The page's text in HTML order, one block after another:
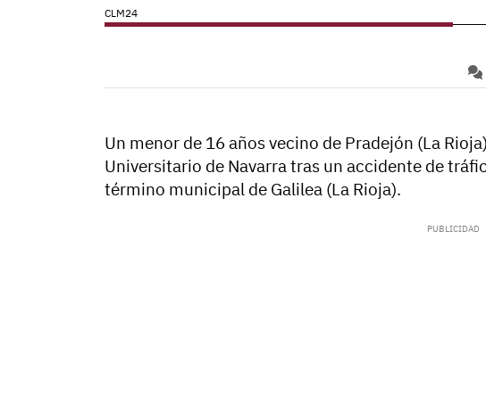
CLM24
Un menor de 16 años vecino de Pradejón (La
Universitario de Navarra tras un accidente de
término municipal de Galilea (La Rioja).